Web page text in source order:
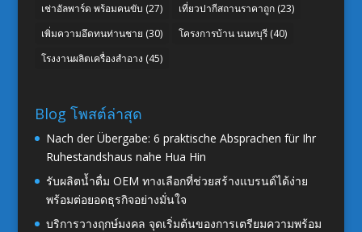
เช่าอัลพาร์ด พร้อมคนขับ (27) เที่ยวปากีสถานราคาถูก(23)
เพิ่มความอึดทนท่านชาย (30) โครงการบ้าน นนทบุรี(40)
โรงงานผลิตเครื่องสำอาง (45)
Blog โพสต์ล่าสุด
Nach der Übergabe: 6 praktische Absprachen für Ihr
Ruhestandshaus nahe Hua Hin
รับผลิตน้ำดื่ม OEM ทางเลือกที่ช่วยสร้างแบรนด์ได้ง่าย
พร้อมต่อยอดธุรกิจอย่างมั่นใจ
บริการวางฤกษ์มงคล จุดเริ่มต้นของการเตรียมความพร้อม